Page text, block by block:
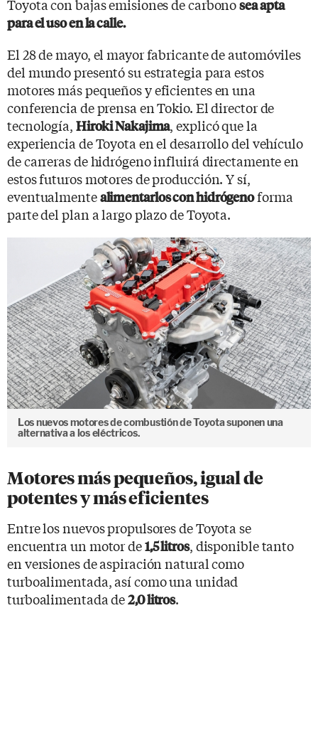
Toyota con bajas emisiones de carbonosea apta
para el uso en la calle.
El 28 de mayo, el mayor fabricante de automóviles
del mundo presentó su estrategia para estos
motores más pequeños y eficientes en una
conferencia de prensa en Tokio. El director de
tecnología, Hiroki Nakajima, explicó que la
experiencia de Toyota en el desarrollo del vehículo
de carreras de hidrógeno influirá directamente en
estos futuros motores de producción. Y sí,
eventualmentealimentarlos con hidrógenoforma
parte del plan a largo plazo de Toyota.
Los nuevos motores de combustión de Toyota suponen una
alternativa a los eléctricos.
Motores más pequeños, igual de
potentes y más eficientes
Entre los nuevos propulsores de Toyota se
encuentra un motor de1,5 litros, disponible tanto
en versiones de aspiración natural como
turboalimentada, así como una unidad
turboalimentada de2,0 litros.